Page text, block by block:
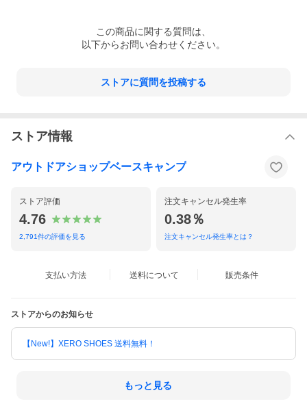
◇ AirScape(TM)バックパネル
メッシュで覆われたフォームと通気性を高めるエアフローチャネ
これは、製造過程において、厳格な第三者機関による環境および
社会基準に準拠した材料と部品が選定されていることを意味しま
たれパネルの剛性を高め、荷重を支えます。
◇ エアスケープバックパネル
メッシュで覆われた溝付きフォームが、クッション性と安定性を
備え、通気性にも優れ、体に密着した快適な持ち運びを実現しま
◇ ハーネス
安全ホイッスル付きの調節可能な胸部ストラップ。
◇ ヒップベルト
パッド入りのヒップウィングが付いたウェビングヒップベルト
この商品に関する質問は、
以下からお問い合わせください。
ストアに質問を投稿する
ストア情報
アウトドアショップベースキャンプ
ストア評価
4.76
2,791件の評価を見る
注文キャンセル発生率
0.38％
注文キャンセル発生率とは？
支払い方法 送料について 販売条件
ストアからのお知らせ
【New!】XERO SHOES 送料無料！
もっと見る